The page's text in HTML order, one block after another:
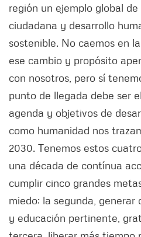
región un ejemplo global
ciudadana y desarrollo
sostenible. No caemos en
ese cambio y propósito
con nosotros, pero sí
punto de llegada debe ser
agenda y objetivos de
como humanidad nos
2030. Tenemos estos
una década de contínua
cumplir cinco grandes
miedo; la segunda, generar
y educación pertinente,